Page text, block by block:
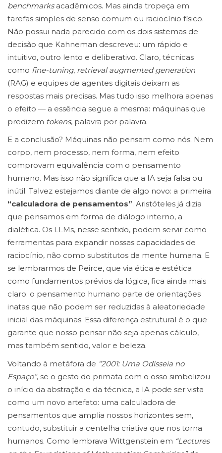
benchmarksacadêmicos. Mas ainda tropeça em
tarefas simples de senso comum ou raciocínio físico.
Não possui nada parecido com os dois sistemas de
decisão que Kahneman descreveu: um rápido e
intuitivo, outro lento e deliberativo. Claro, técnicas
como fine-tuning, retrieval augmented generation
(RAG) e equipes de agentes digitais deixam as
respostas mais precisas. Mas tudo isso melhora apenas
o efeito — a essência segue a mesma: máquinas que
predizem tokens, palavra por palavra.
E a conclusão? Máquinas não pensam como nós. Nem
corpo, nem processo, nem forma, nem efeito
comprovam equivalência com o pensamento
humano. Mas isso não significa que a IA seja falsa ou
inútil. Talvez estejamos diante de algo novo: a primeira
“calculadora de pensamentos”. Aristóteles já dizia
que pensamos em forma de diálogo interno, a
dialética. Os LLMs, nesse sentido, podem servir como
ferramentas para expandir nossas capacidades de
raciocínio, não como substitutos da mente humana. E
se lembrarmos de Peirce, que via ética e estética
como fundamentos prévios da lógica, fica ainda mais
claro: o pensamento humano parte de orientações
inatas que não podem ser reduzidas à aleatoriedade
inicial das máquinas. Essa diferença estrutural é o que
garante que nosso pensar não seja apenas cálculo,
mas também sentido, valor e beleza.
Voltando à metáfora de “2001: Uma Odisseia no
Espaço”, se o gesto do primata com o osso simbolizou
o início da abstração e da técnica, a IA pode ser vista
como um novo artefato: uma calculadora de
pensamentos que amplia nossos horizontes sem,
contudo, substituir a centelha criativa que nos torna
humanos. Como lembrava Wittgenstein em “Lectures